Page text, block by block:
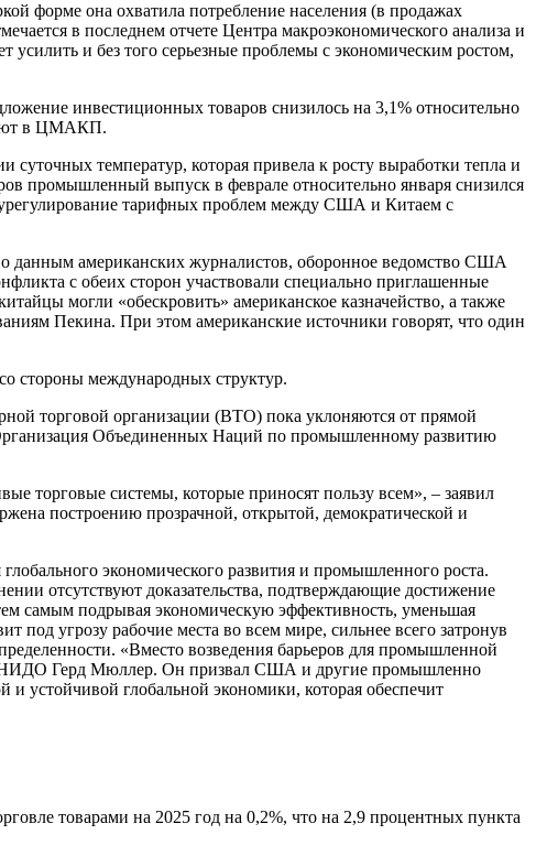
форме она охватила потребление населения (в продажах
в последнем отчете Центра макроэкономического анализа и
и без того серьезные проблемы с экономическим ростом,
инвестиционных товаров снизилось на 3,1% относительно
в ЦМАКП.
температур, которая привела к росту выработки тепла и
промышленный выпуск в феврале относительно января снизился
тарифных проблем между США и Китаем с
данным американских журналистов, оборонное ведомство США
с обеих сторон участвовали специально приглашенные
могли «обескровить» американское казначейство, а также
Пекина. При этом американские источники говорят, что один
стороны международных структур.
торговой организации (ВТО) пока уклоняются от прямой
Объединенных Наций по промышленному развитию
торговые системы, которые приносят пользу всем», – заявил
построению прозрачной, открытой, демократической и
экономического развития и промышленного роста.
отсутствуют доказательства, подтверждающие достижение
самым подрывая экономическую эффективность, уменьшая
угрозу рабочие места во всем мире, сильнее всего затронув
«Вместо возведения барьеров для промышленной
ЮНИДО Герд Мюллер. Он призвал США и другие промышленно
устойчивой глобальной экономики, которая обеспечит
товарами на 2025 год на 0,2%, что на 2,9 процентных пункта